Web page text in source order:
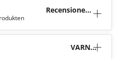
Recensioner
VARNI